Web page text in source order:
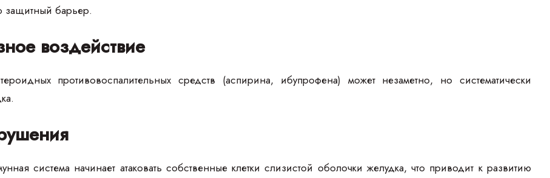
защитный барьер.
воздействие
противовоспалительных средств (аспирина, ибупрофена) может незаметно, но систематически
система начинает атаковать собственные клетки слизистой оболочки желудка, что приводит к развитию